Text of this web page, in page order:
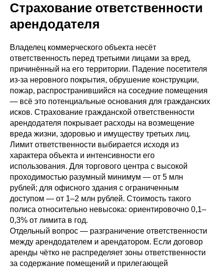
Страхование ответственности
арендодателя
Владелец коммерческого объекта несёт
ответственность перед третьими лицами за вред,
причинённый на его территории. Падение посетителя
из-за неровного покрытия, обрушение конструкции,
пожар, распространившийся на соседние помещения
— всё это потенциальные основания для гражданских
исков. Страхование гражданской ответственности
арендодателя покрывает расходы на возмещение
вреда жизни, здоровью и имуществу третьих лиц.
Лимит ответственности выбирается исходя из
характера объекта и интенсивности его
использования. Для торгового центра с высокой
проходимостью разумный минимум — от 5 млн
рублей; для офисного здания с ограниченным
доступом — от 1–2 млн рублей. Стоимость такого
полиса относительно невысока: ориентировочно 0,1–
0,3% от лимита в год.
Отдельный вопрос — разграничение ответственности
между арендодателем и арендатором. Если договор
аренды чётко не распределяет зоны ответственности
за содержание помещений и прилегающей